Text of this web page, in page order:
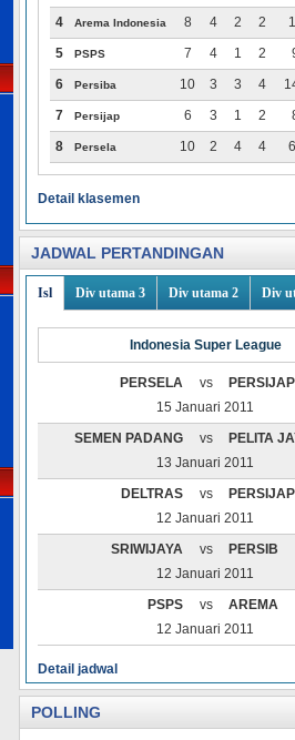
4 Arema Indonesia 8 4 2 2
5 PSPS 7 4 1 2
6 Persiba 10 3 3 4
7 Persijap 6 3 1 2
8 Persela 10 2 4 4
Detail klasemen
JADWAL PERTANDINGAN
Isl Div utama 3 Div utama 2 Div
Indonesia Super League
PERSELA vs
PERSIJAP
15 Januari 2011
SEMEN PADANG
vs
PELITA
13 Januari 2011
DELTRAS
vs
PERSIJAP
12 Januari 2011
SRIWIJAYA
vs
PERSIB
12 Januari 2011
PSPS
vs
AREMA
12 Januari 2011
Detail jadwal
POLLING